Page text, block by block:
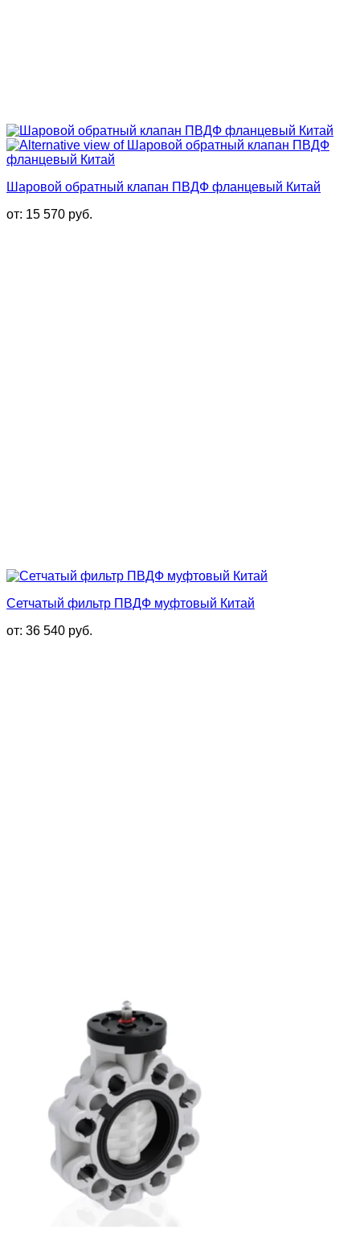
Шаровой обратный клапан ПВДФ фланцевый Китай
от: 15 570 руб.
Сетчатый фильтр ПВДФ муфтовый Китай
от: 36 540 руб.